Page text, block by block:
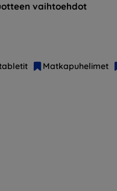
vaihtoehdot
Matkapuhelimet